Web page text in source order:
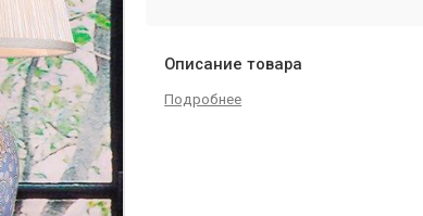
Описание товара
Подробнее